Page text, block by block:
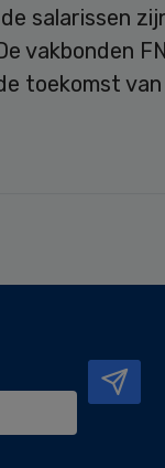
salarissen
vakbonden
toekomst